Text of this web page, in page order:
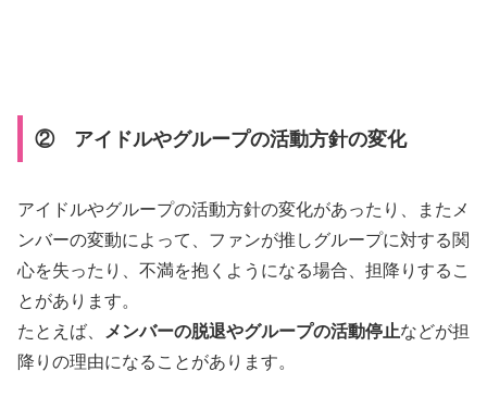
② アイドルやグループの活動方針の変化
アイドルやグループの活動方針の変化があったり、またメ
ンバーの変動によって、ファンが推しグループに対する関
心を失ったり、不満を抱くようになる場合、担降りするこ
とがあります。
たとえば、
メンバーの脱退やグループの活動停止などが担
降りの理由になることがあります。